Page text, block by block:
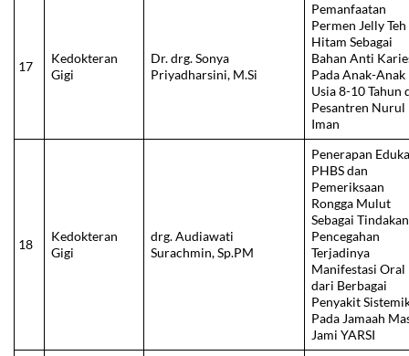
17
Kedokteran
Gigi
Dr. drg. Sonya
Priyadharsini, M.Si
Pemanfaatan
Permen Jelly Teh
Hitam Sebagai
Bahan Anti
Pada Anak-Anak
Usia 8-10 Tahun
Pesantren Nurul
Iman
18
Kedokteran
Gigi
drg. Audiawati
Surachmin, Sp.PM
Penerapan
PHBS dan
Pemeriksaan
Rongga Mulut
Sebagai Tindakan
Pencegahan
Terjadinya
Manifestasi Oral
dari Berbagai
Penyakit
Pada Jamaah
Jami YARSI